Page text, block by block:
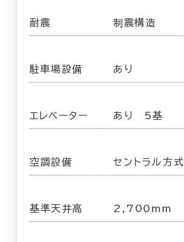
耐震 制震構造
駐車場設備 あり
エレベーター あり 5基
空調設備 セントラル方式
基準天井高 2,700mm